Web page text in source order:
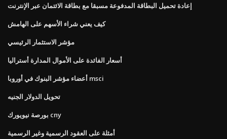
إعادة تحميل البطاقة المدفوعة مسبقا مع بطاقة الائتمان عبر الإنترنت
كيف يعني شراء الأسهم على الهامش
مؤشر الاستثمار الرئيسي
أسعار الفائدة على الأموال المدارة أستراليا
أعضاء مؤشر البنوك في أوروبا msci
تحويل الدولار الجنيه
بورصة نيويورك cny
أمثلة على العقود الرسمية وغير الرسمية